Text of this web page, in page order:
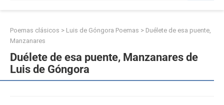
Poemas clásicos > Luis de Góngora Poemas > Duélete de esa puente,
Manzanares
Duélete de esa puente, Manzanares de
Luis de Góngora